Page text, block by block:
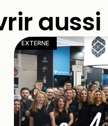
aussi
EXTERNE